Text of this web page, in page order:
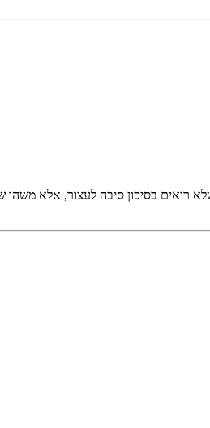
רואים בסיכון סיבה לעצור, אלא משהו